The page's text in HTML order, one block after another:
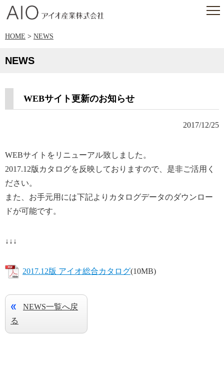
HOME > NEWS
NEWS
WEBサイト更新のお知らせ
2017/12/25
WEBサイトをリニューアル致しました。
2017.12版カタログを反映しておりますので、是非ご活用く
ださい。
また、お手元用には下記よりカタログデータのダウンロー
ドが可能です。
↓↓↓
2017.12版 アイオ総合カタログ(10MB)
NEWS一覧へ戻
る